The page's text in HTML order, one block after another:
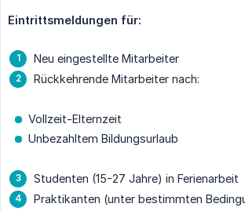
Eintrittsmeldungen für:
Neu eingestellte Mitarbeiter
Rückkehrende Mitarbeiter nach:
Vollzeit-Elternzeit
Unbezahltem Bildungsurlaub
Studenten (15-27 Jahre) in Ferienarbeit
Praktikanten (unter bestimmten